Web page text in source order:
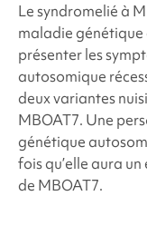
Lesyndromelié à
maladie génétique
présenter les
autosomique
deux variantes
MBOAT7. Une
génétique
fois qu’elle aura
de MBOAT7.